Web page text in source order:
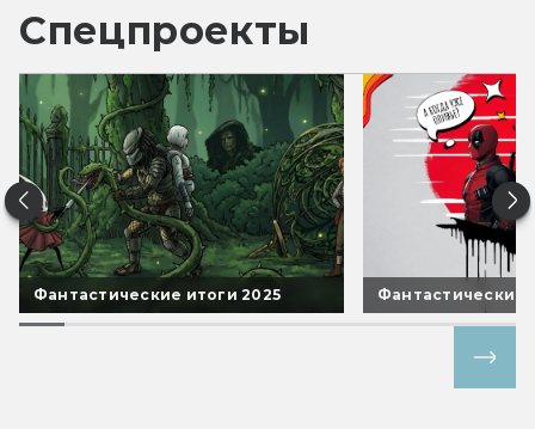
Спецпроекты
Фантастические итоги 2025 Фантастические